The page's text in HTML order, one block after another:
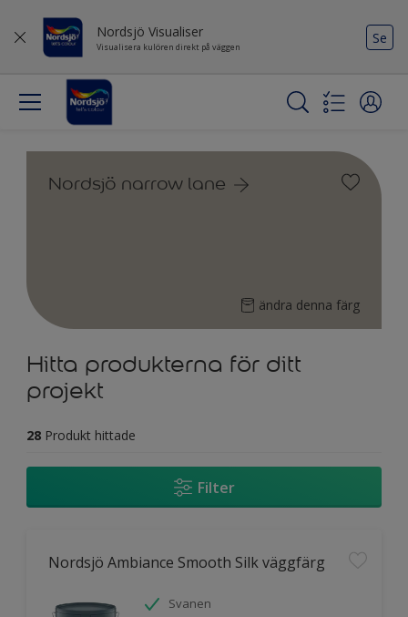
Nordsjö Visualiser
Visualisera kulören direkt på väggen
Se
Nordsjö narrow lane
ändra denna färg
Hitta produkterna för ditt
projekt
28 Produkt hittade
Filter
Nordsjö Ambiance Smooth Silk väggfärg
Svanen